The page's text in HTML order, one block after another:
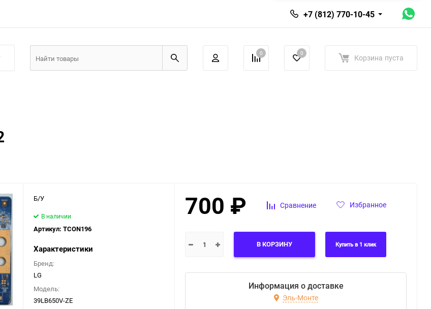
+7 (812) 770-10-45
0 0 Корзина пуста
Б/У
В наличии
Артикул: TCON196
Характеристики
Бренд:
LG
Модель:
39LB650V-ZE
700 ₽ Сравнение Избранное
В КОРЗИНУ Купить в 1 клик
Информация о доставке
Эль-Монте